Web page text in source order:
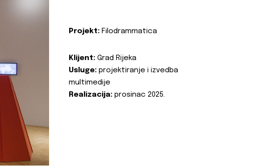
Projekt: Filodrammatica
Klijent: Grad Rijeka
Usluge: projektiranje i izvedba
multimedije
Realizacija: prosinac 2025.